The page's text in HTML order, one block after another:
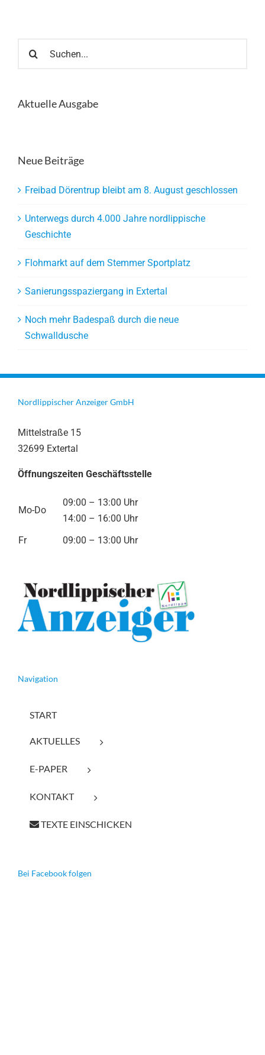
nach:
Aktuelle Ausgabe
Neue Beiträge
Freibad Dörentrup bleibt am 8. August geschlossen
Unterwegs durch 4.000 Jahre nordlippische
Geschichte
Flohmarkt auf dem Stemmer Sportplatz
Sanierungsspaziergang in Extertal
Noch mehr Badespaß durch die neue
Schwalldusche
Nordlippischer Anzeiger GmbH
Mittelstraße 15
32699 Extertal
Öffnungszeiten Geschäftsstelle
Mo-Do
09:00 – 13:00 Uhr
14:00 – 16:00 Uhr
Fr
09:00 – 13:00 Uhr
Navigation
START
AKTUELLES
E-PAPER
KONTAKT
TEXTE EINSCHICKEN
Bei Facebook folgen